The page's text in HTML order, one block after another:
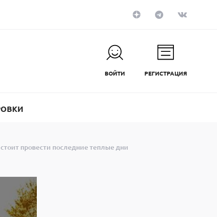
ВОЙТИ РЕГИСТРАЦИЯ
провести последние теплые дни